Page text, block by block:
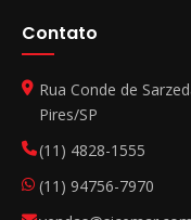
Contato
Rua Conde de
Pires/SP
(11) 4828-1555
(11) 94756-7970